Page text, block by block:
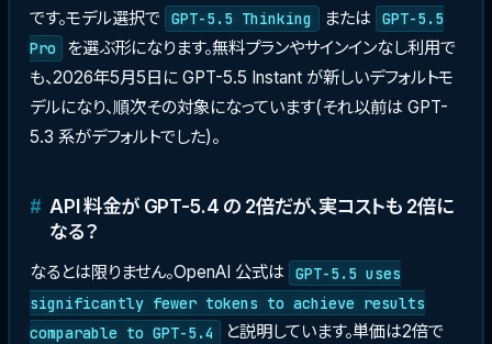
です。モデル選択で GPT-5.5 Thinking または
GPT-5.5
Pro
を選ぶ形になります。無料プランやサインインなし利用で
も、2026年5月5日に GPT-5.5 Instant が新しいデフォルトモ
デルになり、順次その対象になっています(それ以前は GPT-
5.3 系がデフォルトでした)。
API 料金が GPT-5.4 の 2倍だが、実コストも 2倍に
なる？
なるとは限りません。OpenAI 公式は
GPT-5.5 uses
significantly fewer tokens to achieve results
comparable to GPT-5.4
と説明しています。単価は2倍で